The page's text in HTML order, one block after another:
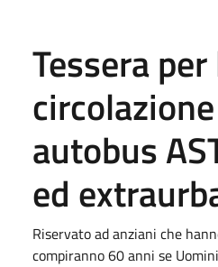
Tessera
autobus
ed
Riservato ad anziani che
compiranno 60 anni se